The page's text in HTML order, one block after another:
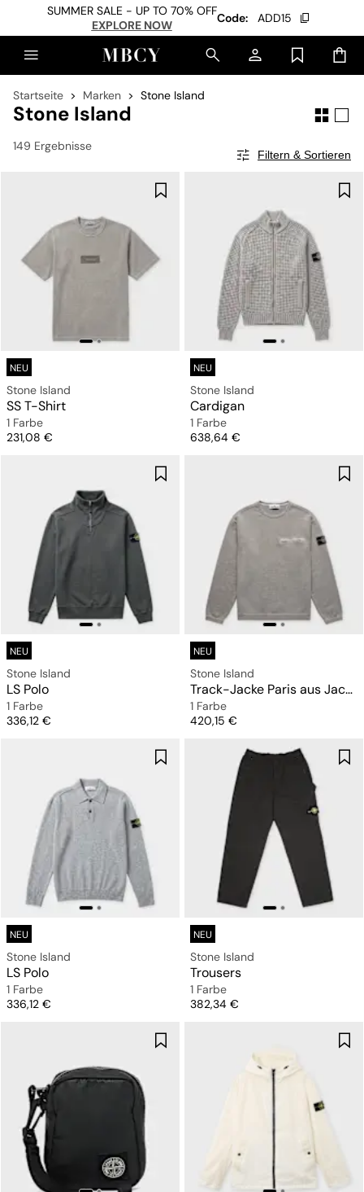
SUMMER SALE - UP TO 70% OFF
EXPLORE NOW
Code: ADD15
Startseite Marken Stone Island
Stone Island
149 Ergebnisse
Filtern & Sortieren
NEU
Stone Island
SS T-Shirt
1 Farbe
Preis
231,08 €
NEU
Stone Island
Cardigan
1 Farbe
Preis
638,64 €
NEU
Stone Island
LS Polo
1 Farbe
Preis
336,12 €
NEU
Stone Island
Track-Jacke Paris aus Jacquard mit Reißverschluss
1 Farbe
Preis
420,15 €
NEU
Stone Island
LS Polo
1 Farbe
Preis
336,12 €
NEU
Stone Island
Trousers
1 Farbe
Preis
382,34 €